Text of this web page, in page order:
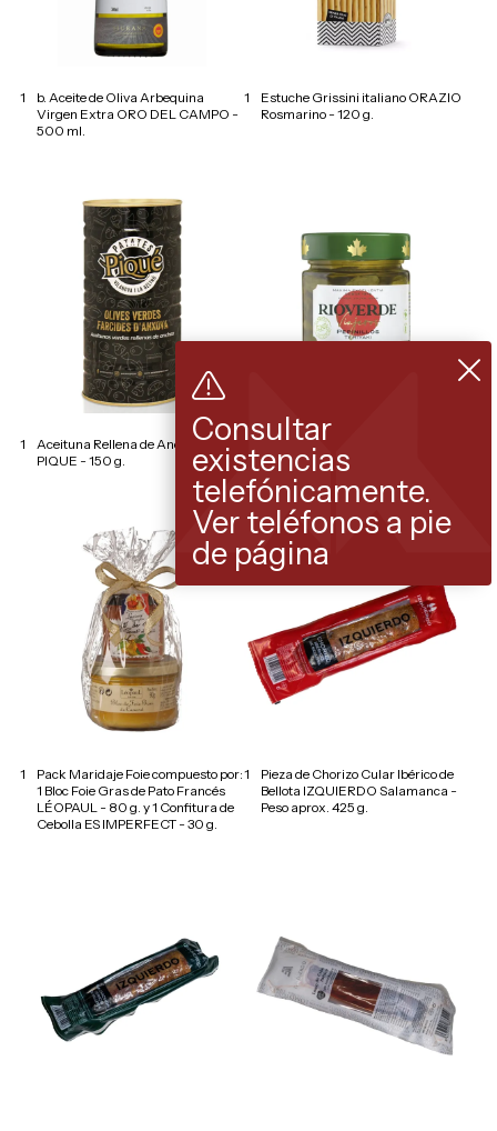
1
b. Aceite de Oliva Arbequina
Virgen Extra ORO DEL CAMPO -
500 ml.
1
Estuche Grissini italiano ORAZIO
Rosmarino - 120 g.
1
Aceituna Rellena de Anchoa
PIQUE - 150 g.
1
Frasco Pepinillos con salsa
Teriyaki - RIOVERDE - 245 g.
1
Pack Maridaje Foie compuesto por:
1 Bloc Foie Gras de Pato Francés
LÉOPAUL - 80 g. y 1 Confitura de
Cebolla ES IMPERFECT - 30 g.
1
Pieza de Chorizo Cular Ibérico de
Bellota IZQUIERDO Salamanca -
Peso aprox. 425 g.
Consultar
existencias
telefónicamente.
Ver teléfonos a pie
de página